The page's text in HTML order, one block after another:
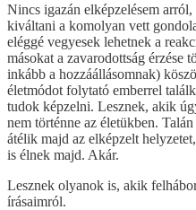
Nincs igazán elképzelésem
kiváltani a komolyan vett
eléggé vegyesek lehetnek a
másokat a zavarodottság érzése
inkább a hozzáállásomnak)
életmódot folytató emberrel
tudok képzelni. Lesznek, akik
nem történne az életükben.
átélik majd az elképzelt
is élnek majd. Akár.
Lesznek olyanok is, akik
írásaimról.